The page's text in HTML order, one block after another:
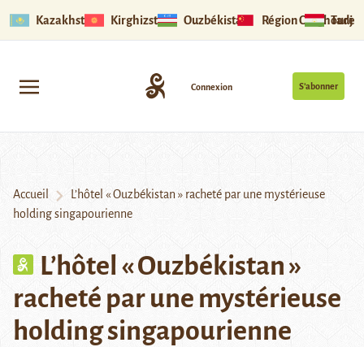
Kazakhstan Kirghizstan Ouzbékistan Région Ouïghoure
S’abonner
Connexion
Accueil
L’hôtel « Ouzbékistan » racheté par une mystérieuse
holding singapourienne
L’hôtel « Ouzbékistan »
racheté par une mystérieuse
holding singapourienne